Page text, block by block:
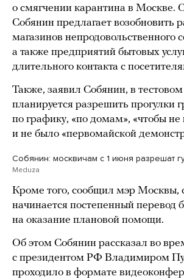
о смягчении карантина в Москве.
Собянин предлагает возобновить
магазинов непродовольственного
а также предприятий бытовых
длительного контакта с
Также, заявил Собянин, в
планируется разрешить прогулки
по графику, «по домам», «чтобы не
и не было «первомайской
Собянин: москвичам с 1 июня разрешат
Meduza
Кроме того, сообщил мэр Москвы,
начинается постепенный перевод
на оказание плановой помощи.
Об этом Собянин рассказал во
с президентом РФ Владимиром
проходило в формате